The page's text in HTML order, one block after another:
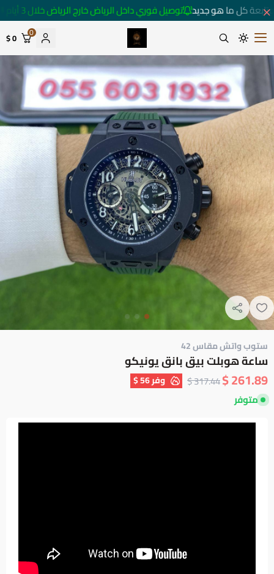
كل ما هو جديد توصيل فوري داخل الرياض خارج الرياض خلال 3 أيام 🚚
متجر ساعات رومانس
0
0 $
ستوب واتش مقاس 42
ساعة هوبلت بيق بانق يونيكو
261.89 $
317.44 $ وفر56 $
متوفر